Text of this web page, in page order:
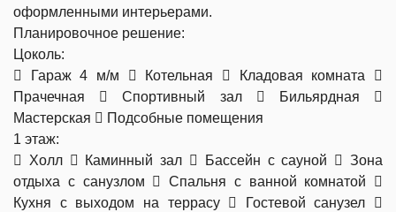
оформленными интерьерами.
Планировочное решение:
Цоколь:
 Гараж 4 м/м  Котельная  Кладовая комната 
Прачечная  Спортивный зал  Бильярдная 
Мастерская  Подсобные помещения
1 этаж:
 Холл  Каминный зал  Бассейн с сауной  Зона
отдыха с санузлом  Спальня с ванной комнатой 
Кухня с выходом на террасу  Гостевой санузел 